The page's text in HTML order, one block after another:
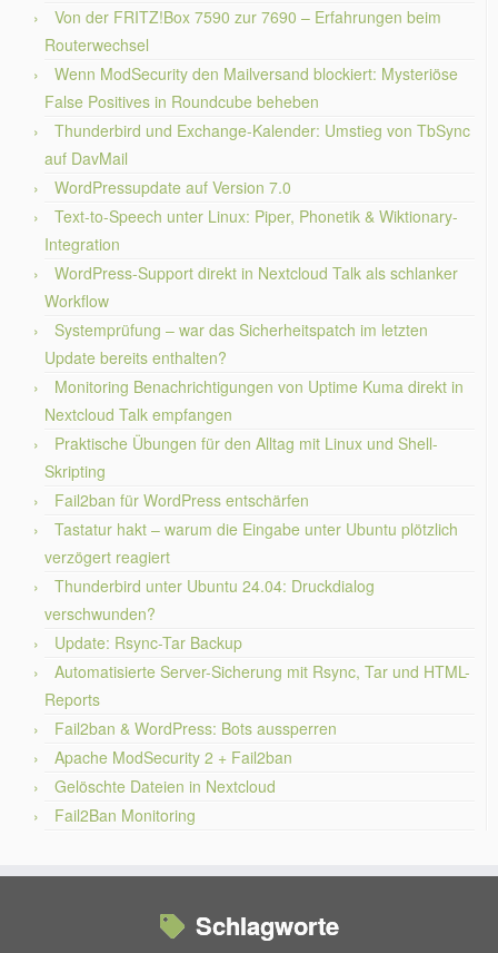
Von der FRITZ!Box 7590 zur 7690 – Erfahrungen beim
Routerwechsel
Wenn ModSecurity den Mailversand blockiert: Mysteriöse
False Positives in Roundcube beheben
Thunderbird und Exchange-Kalender: Umstieg von TbSync
auf DavMail
WordPressupdate auf Version 7.0
Text-to-Speech unter Linux: Piper, Phonetik & Wiktionary-
Integration
WordPress-Support direkt in Nextcloud Talk als schlanker
Workflow
Systemprüfung – war das Sicherheitspatch im letzten
Update bereits enthalten?
Monitoring Benachrichtigungen von Uptime Kuma direkt in
Nextcloud Talk empfangen
Praktische Übungen für den Alltag mit Linux und Shell-
Skripting
Fail2ban für WordPress entschärfen
Tastatur hakt – warum die Eingabe unter Ubuntu plötzlich
verzögert reagiert
Thunderbird unter Ubuntu 24.04: Druckdialog
verschwunden?
Update: Rsync-Tar Backup
Automatisierte Server-Sicherung mit Rsync, Tar und HTML-
Reports
Fail2ban & WordPress: Bots aussperren
Apache ModSecurity 2 + Fail2ban
Gelöschte Dateien in Nextcloud
Fail2Ban Monitoring
Schlagworte